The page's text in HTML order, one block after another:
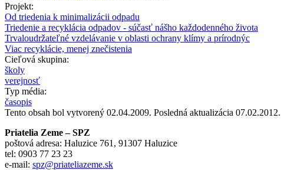
Projekt:
Od triedenia k minimalizácii odpadu
Triedenie a recyklácia odpadov - súčasť nášho každodenného života
Trvaloudržateľné vzdelávanie v oblasti ochrany klímy a prírodnýc
Viac recyklácie, menej znečistenia
Cieľová skupina:
školy
verejnosť
Typ média:
časopis
Tento obsah bol vytvorený 02.04.2009. Posledná aktualizácia 07.02.2012.
Priatelia Zeme – SPZ
poštová adresa: Haluzice 761, 91307 Haluzice
tel: 0903 77 23 23
e-mail: spz@priateliazeme.sk